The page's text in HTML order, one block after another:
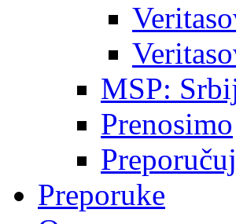
MSP:
Prenosimo
Preporuke